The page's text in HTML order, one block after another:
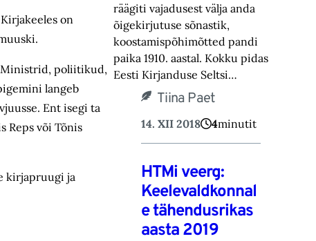
on
Ministrid, poliitikud,
langeb
Ent isegi ta
Reps või Tõnis
kirjapruugi ja
räägiti vajadusest välja anda
õigekirjutuse sõnastik,
koostamispõhimõtted pandi
paika 1910. aastal. Kokku pidas
Eesti Kirjanduse Seltsi…
Tiina Paet
14. XII 2018 4minutit
HTMi veerg:
Keelevaldkonnal
e tähendusrikas
aasta 2019